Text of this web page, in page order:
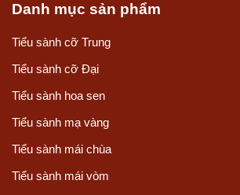
Danh mục sản phẩm
Tiểu sành cỡ Trung
Tiểu sành cỡ Đại
Tiểu sành hoa sen
Tiểu sành mạ vàng
Tiểu sành mái chùa
Tiểu sành mái vòm